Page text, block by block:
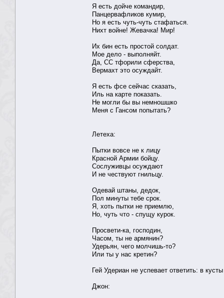
Я есть дойче командир,
Панцервафликов кумир,
Но я есть чуть-чуть стафаться.
Нихт войне! Жевачка! Мир!
Их бин есть простой солдат.
Мое дело - выполняйт.
Да, СС тфорили сферства,
Вермахт это осуждайт.
Я есть фсе сейчас сказать,
Иль на карте показать.
Не могли бы вы немношшко
Меня с Гансом попытать?
Летеха:
Пытки вовсе не к лицу
Красной Армии бойцу.
Сослуживцы осуждают
И не чествуют гнильцу.
Одевай штаны, дедок,
Пол минуты тебе срок.
Я, хоть пытки не приемлю,
Но, чуть что - спущу курок.
Просвети-ка, господин,
Часом, ты не армянин?
Удерьян, чего молчишь-то?
Или ты у нас кретин?
Гей Удериан не успевает ответить: в
Джон: